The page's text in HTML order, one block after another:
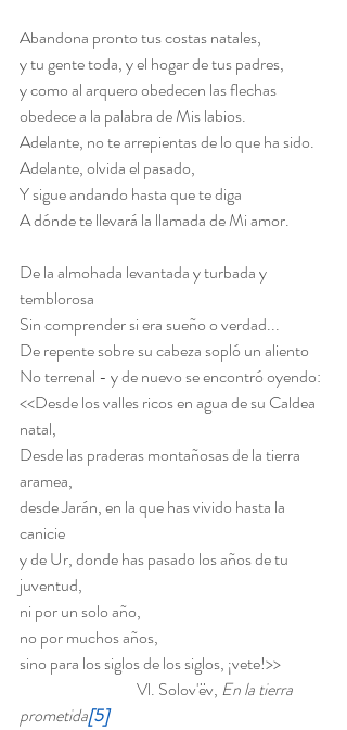
Abandona pronto tus costas natales,
y tu gente toda, y el hogar de tus padres,
y como al arquero obedecen las flechas
obedece a la palabra de Mis labios.
Adelante, no te arrepientas de lo que ha sido.
Adelante, olvida el pasado,
Y sigue andando hasta que te diga
A dónde te llevará la llamada de Mi amor.
De la almohada levantada y turbada y
temblorosa
Sin comprender si era sueño o verdad...
De repente sobre su cabeza sopló un aliento
No terrenal - y de nuevo se encontró oyendo:
<<Desde los valles ricos en agua de su Caldea
natal,
Desde las praderas montañosas de la tierra
aramea,
desde Jarán, en la que has vivido hasta la
canicie
y de Ur, donde has pasado los años de tu
juventud,
ni por un solo año,
no por muchos años,
sino para los siglos de los siglos, ¡vete!>>
Vl. Solov'ëv, En la tierra
prometida[5]